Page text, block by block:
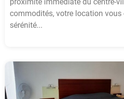
commodités, votre location
sérénité...